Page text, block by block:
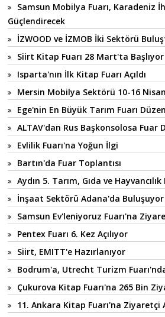
Samsun Mobilya Fuarı, Karadeniz
Güçlendirecek
İZWOOD ve İZMOB İki Sektörü
Siirt Kitap Fuarı 28 Mart'ta Başlıyor
Isparta'nın İlk Kitap Fuarı Açıldı
Mersin Mobilya Sektörü 10-16
Ege'nin En Büyük Tarım Fuarı
ALTAV'dan Rus Başkonsolosa Fuar
Evlilik Fuarı'na Yoğun İlgi
Bartın'da Fuar Toplantısı
Aydın 5. Tarım, Gıda ve Hayvancılık
İnşaat Sektörü Adana'da Buluşuyor
Samsun Ev'leniyoruz Fuarı'na
Pentex Fuarı 6. Kez Açılıyor
Siirt, EMITT'e Hazırlanıyor
Bodrum'a, Utrecht Turizm
Çukurova Kitap Fuarı'na 265 Bin
11. Ankara Kitap Fuarı'na Ziyaretçi